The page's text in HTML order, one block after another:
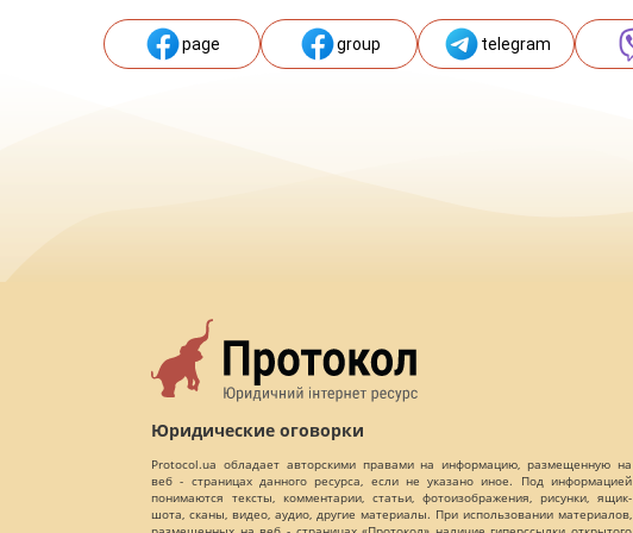
page group telegram
Юридические оговорки
Protocol.ua обладает авторскими правами на информацию, размещенную на
веб - страницах данного ресурса, если не указано иное. Под информацией
понимаются тексты, комментарии, статьи, фотоизображения, рисунки, ящик-
шота, сканы, видео, аудио, другие материалы. При использовании материалов,